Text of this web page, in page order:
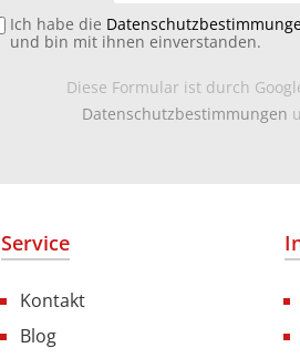
Ich habe die
und bin mit ihnen einverstanden.
Diese Formular ist durch
Datenschutzbestimmungen
Service
Kontakt
Blog